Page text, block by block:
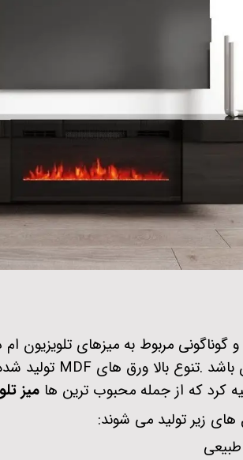
گوناگونی مربوط به میزهای
باشد .تنوع بالا ورق های MDF تولید
کرد که از جمله محبوب ترین ها میز
زیر تولید می ‌شوند: